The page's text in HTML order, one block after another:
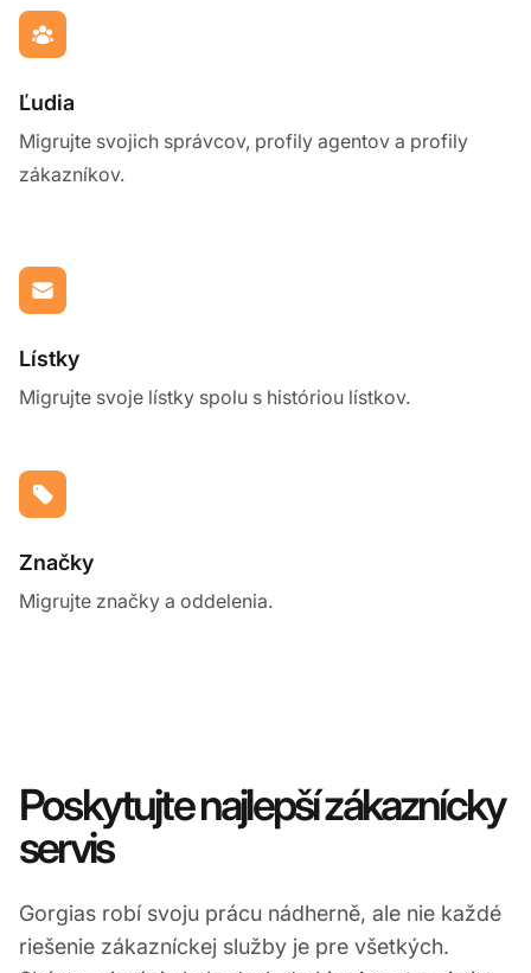
Ľudia
Migrujte svojich správcov, profily agentov a profily
zákazníkov.
Lístky
Migrujte svoje lístky spolu s históriou lístkov.
Značky
Migrujte značky a oddelenia.
Poskytujte najlepší zákaznícky
servis
Gorgias robí svoju prácu nádherně, ale nie každé
riešenie zákazníckej služby je pre všetkých.